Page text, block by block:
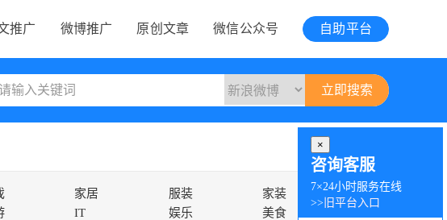
自助平台
微信公众号
原创文章
微博推广
推广
×
咨询客服
7×24小时服务在线
>> 旧平台入口
家居 服装
家装
IT 娱乐
美食